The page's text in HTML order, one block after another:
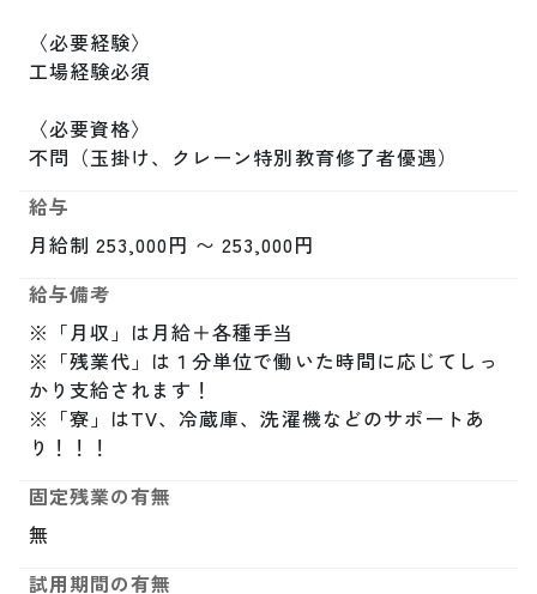
〈必要経験〉
工場経験必須
〈必要資格〉
不問（玉掛け、クレーン特別教育修了者優遇）
給与
月給制 253,000円 〜 253,000円
給与備考
※「月収」は月給＋各種手当
※「残業代」は１分単位で働いた時間に応じてしっ
かり支給されます！
※「寮」はTV、冷蔵庫、洗濯機などのサポートあ
り！！！
固定残業の有無
無
試用期間の有無